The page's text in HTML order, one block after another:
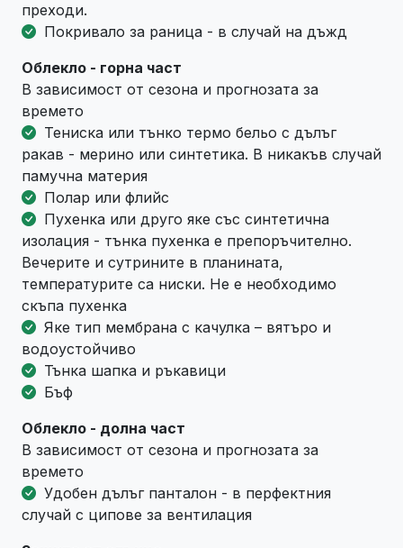
преходи.
Покривало за раница - в случай на дъжд
Облекло - горна част
В зависимост от сезона и прогнозата за
времето
Тениска или тънко термо бельо с дълъг
ракав - мерино или синтетика. В никакъв случай
памучна материя
Полар или флийс
Пухенка или друго яке със синтетична
изолация - тънка пухенка е препоръчително.
Вечерите и сутрините в планината,
температурите са ниски. Не е необходимо
скъпа пухенка
Яке тип мембрана с качулка – вятъро и
водоустойчиво
Тънка шапка и ръкавици
Бъф
Облекло - долна част
В зависимост от сезона и прогнозата за
времето
Удобен дълъг панталон - в перфектния
случай с ципове за вентилация